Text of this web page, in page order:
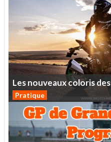
Lesnouveauxcolorisdes
Pratique